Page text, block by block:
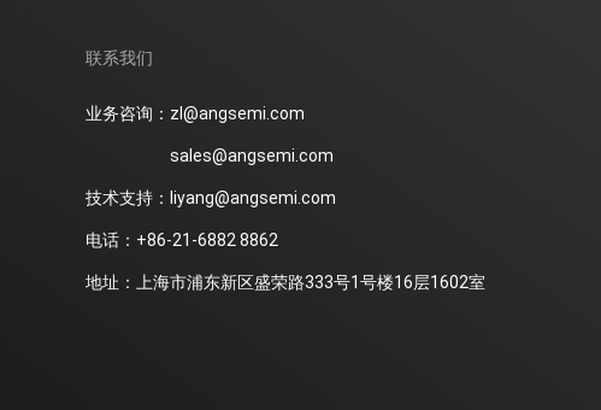
联系我们
业务咨询：zl@angsemi.com
sales@angsemi.com
技术支持：liyang@angsemi.com
电话：+86-21-6882 8862
地址：上海市浦东新区盛荣路333号1号楼16层1602室